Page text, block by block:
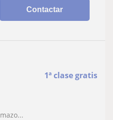
Contactar
1ª clase gratis